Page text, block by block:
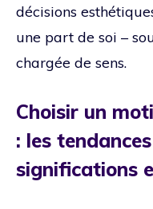
décisions
une part de soi –
chargée de sens.
Choisir un
: les
significations